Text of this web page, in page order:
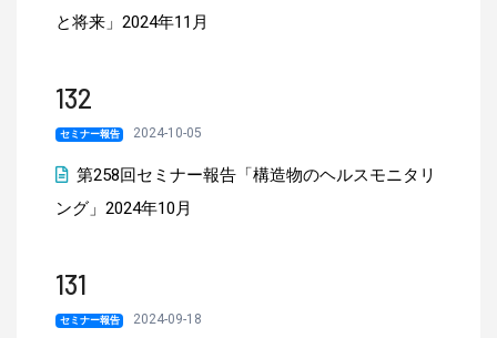
と将来」2024年11月
132
セミナー報告 2024-10-05
第258回セミナー報告「構造物のヘルスモニタリ
ング」2024年10月
131
セミナー報告 2024-09-18